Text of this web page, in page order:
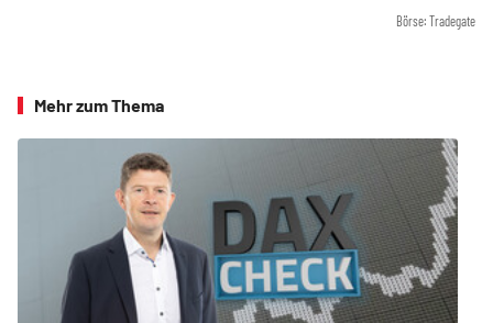
Börse: Tradegate
Mehr zum Thema